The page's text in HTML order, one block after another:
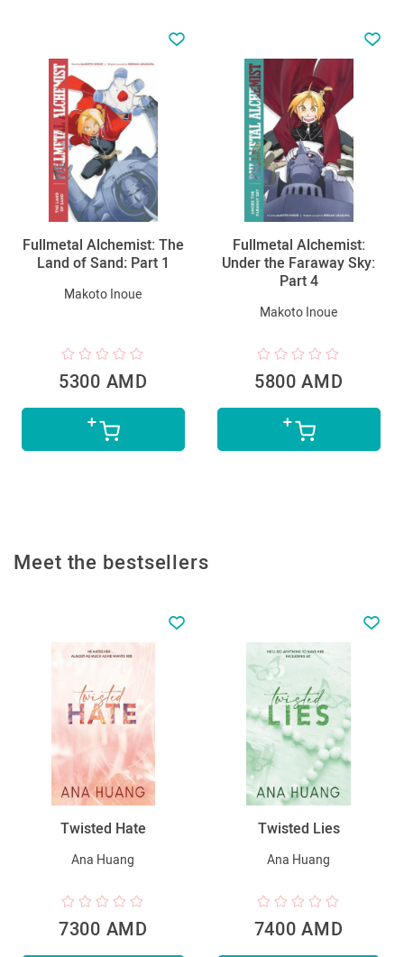
Fullmetal Alchemist: The
Land of Sand։ Part 1
Makoto Inoue
5300 AMD
Fullmetal Alchemist:
Under the Faraway Sky:
Part 4
Makoto Inoue
5800 AMD
Meet the bestsellers
Twisted Hate
Ana Huang
7300 AMD
Twisted Lies
Ana Huang
7400 AMD